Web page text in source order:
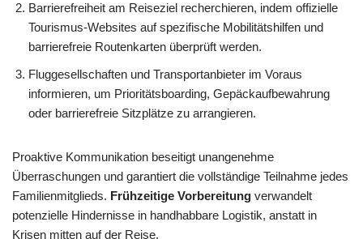
Barrierefreiheit am Reiseziel recherchieren, indem offizielle
Tourismus-Websites auf spezifische Mobilitätshilfen und
barrierefreie Routenkarten überprüft werden.
Fluggesellschaften und Transportanbieter im Voraus
informieren, um Prioritätsboarding, Gepäckaufbewahrung
oder barrierefreie Sitzplätze zu arrangieren.
Proaktive Kommunikation beseitigt unangenehme
Überraschungen und garantiert die vollständige Teilnahme jedes
Familienmitglieds. Frühzeitige Vorbereitung verwandelt
potenzielle Hindernisse in handhabbare Logistik, anstatt in
Krisen mitten auf der Reise.